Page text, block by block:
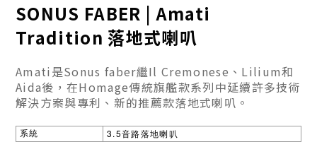
SONUS FABER |Amati
Tradition 落地式喇叭
Amati是Sonus faber繼Il Cremonese、Lilium和
Aida後，在Homage傳統旗艦款系列中延續許多技術
解決方案與專利、新的推薦款落地式喇叭。
系統 3.5音路落地喇叭